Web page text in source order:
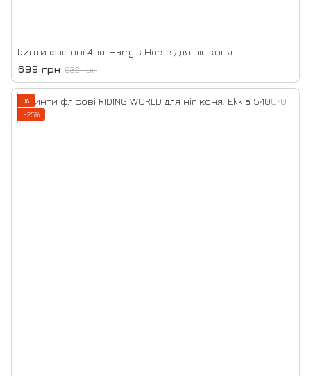
Бинти флісові 4 шт Harry's Horse для ніг коня
699 грн 932 грн
%
−25%